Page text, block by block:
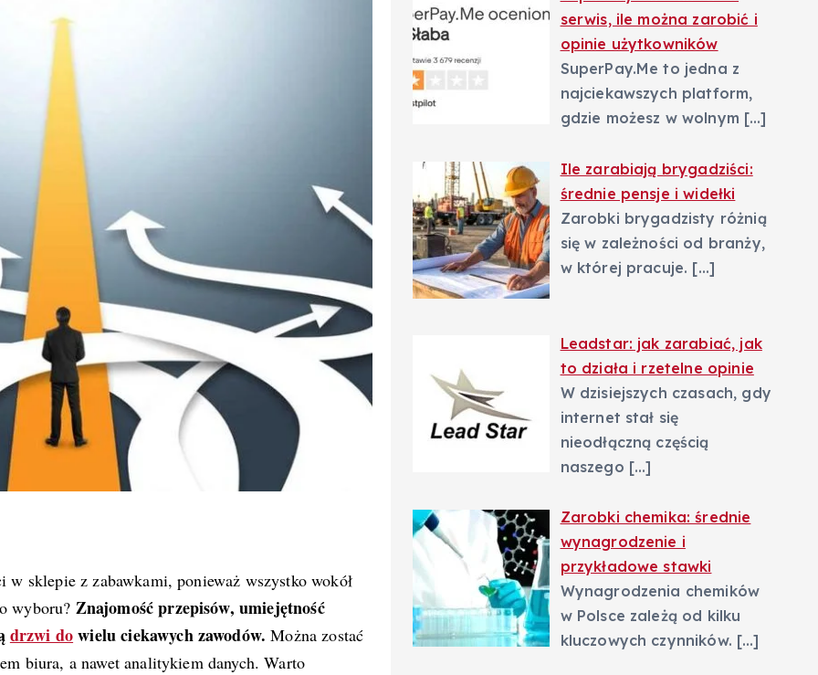
sklepie z zabawkami, ponieważ wszystko wokół
wyboru? Znajomość przepisów, umiejętność
drzwi dowielu ciekawych zawodów. Można zostać
biura, a nawet analitykiem danych. Warto
serwis, ile można zarobić i
opinie użytkowników
SuperPay.Me to jedna z
najciekawszych platform,
gdzie możesz w wolnym […]
Ile zarabiają brygadziści:
średnie pensje i widełki
Zarobki brygadzisty różnią
się w zależności od branży,
w której pracuje. […]
Leadstar: jak zarabiać, jak
to działa i rzetelne opinie
W dzisiejszych czasach, gdy
internet stał się
nieodłączną częścią
naszego […]
Zarobki chemika: średnie
wynagrodzenie i
przykładowe stawki
Wynagrodzenia chemików
w Polsce zależą od kilku
kluczowych czynników. […]